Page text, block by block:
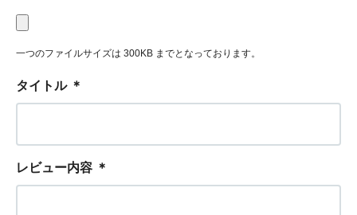
一つのファイルサイズは 300KB までとなっております。
タイトル ＊
レビュー内容 ＊